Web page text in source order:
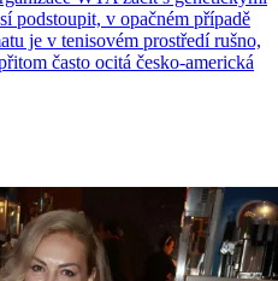
podstoupit, v opačném případě
je v tenisovém prostředí rušno,
často ocitá česko-americká